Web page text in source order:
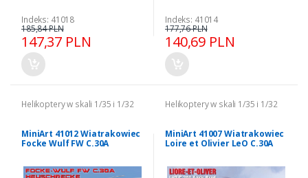
Indeks: 41018
147,37 PLN
185,84 PLN
Indeks: 41014
140,69 PLN
177,76 PLN
Helikoptery w skali 1/35 i 1/32
MiniArt 41012 Wiatrakowiec
Focke Wulf FW C.30A
Helikoptery w skali 1/35 i 1/32
MiniArt 41007 Wiatrakowiec
Loire et Olivier LeO C.30A